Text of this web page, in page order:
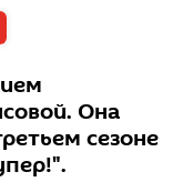
Она
сезоне